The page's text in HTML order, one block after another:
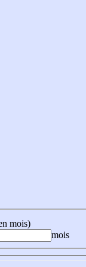
mois)
mois